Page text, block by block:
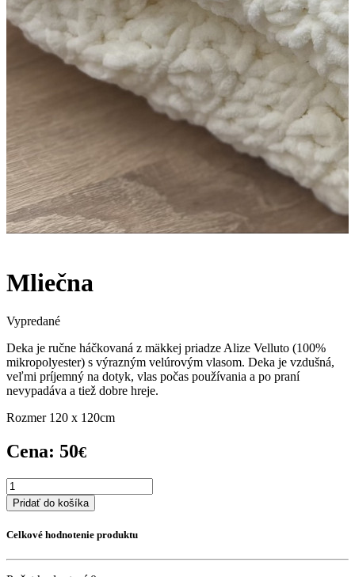
Mliečna
Vypredané
Deka je ručne háčkovaná z mäkkej priadze Alize Velluto (100%
mikropolyester) s výrazným velúrovým vlasom. Deka je vzdušná,
veľmi príjemný na dotyk, vlas počas používania a po praní
nevypadáva a tiež dobre hreje.
Rozmer 120 x 120cm
Cena: 50€
Pridať do košíka
Celkové hodnotenie produktu